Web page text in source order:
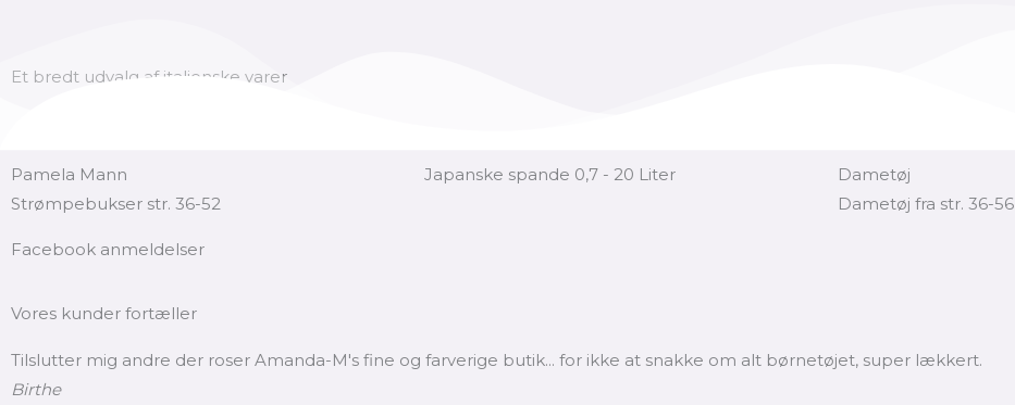
Et bredt udvalg af italienske varer
Pamela Mann
Strømpebukser str. 36-52
Japanske spande 0,7 - 20 Liter
Dametøj
Dametøj fra str. 36-56
Facebook anmeldelser
Vores kunder fortæller
Tilslutter mig andre der roser Amanda-M's fine og farverige butik... for ikke at snakke om alt børnetøjet, super lækkert.
Birthe